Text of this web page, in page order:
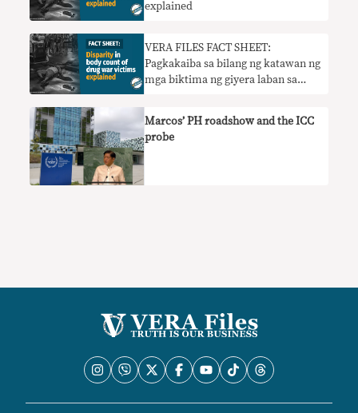
explained
VERA FILES FACT SHEET:
Pagkakaiba sa bilang ng katawan ng
mga biktima ng giyera laban sa
Marcos’ PH roadshow and the ICC
probe